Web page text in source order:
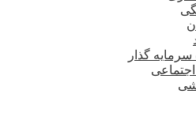
گذار